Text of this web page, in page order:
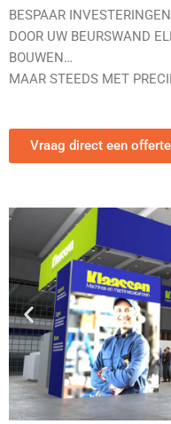
BESPAAR
DOOR UW BEURSWAND
BOUWEN…
MAAR STEEDS MET
Vraag direct een